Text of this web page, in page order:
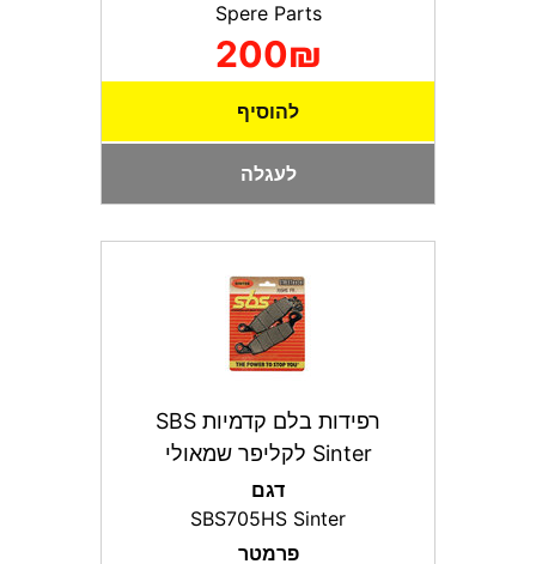
Spere Parts
200₪
להוסיף
לעגלה
רפידות בלם קדמיות SBS
Sinter לקליפר שמאולי
דגם
SBS705HS Sinter
פרמטר